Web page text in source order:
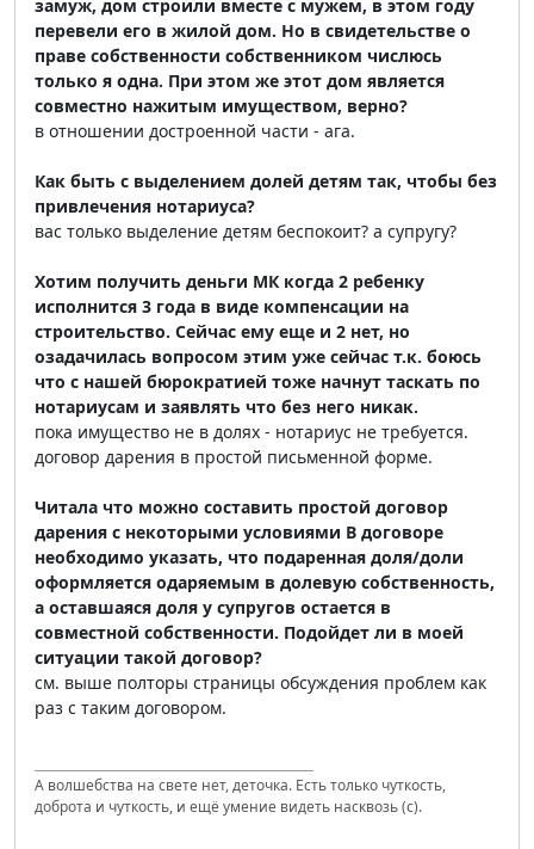
замуж, дом строили вместе с мужем, в этом году
перевели его в жилой дом. Но в свидетельстве о
праве собственности собственником числюсь
только я одна. При этом же этот дом является
совместно нажитым имуществом, верно?
в отношении достроенной части - ага.
Как быть с выделением долей детям так, чтобы без
привлечения нотариуса?
вас только выделение детям беспокоит? а супругу?
Хотим получить деньги МК когда 2 ребенку
исполнится 3 года в виде компенсации на
строительство. Сейчас ему еще и 2 нет, но
озадачилась вопросом этим уже сейчас т.к. боюсь
что с нашей бюрократией тоже начнут таскать по
нотариусам и заявлять что без него никак.
пока имущество не в долях - нотариус не требуется.
договор дарения в простой письменной форме.
Читала что можно составить простой договор
дарения с некоторыми условиями В договоре
необходимо указать, что подаренная доля/доли
оформляется одаряемым в долевую собственность,
а оставшаяся доля у супругов остается в
совместной собственности. Подойдет ли в моей
ситуации такой договор?
см. выше полторы страницы обсуждения проблем как
раз с таким договором.
А волшебства на свете нет, деточка. Есть только чуткость,
доброта и чуткость, и ещё умение видеть насквозь (с).